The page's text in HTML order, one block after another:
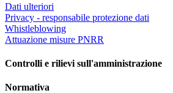
Dati ulteriori
Privacy - responsabile protezione dati
Whistleblowing
Attuazione misure PNRR
Controlli e rilievi sull'amministrazione
Normativa